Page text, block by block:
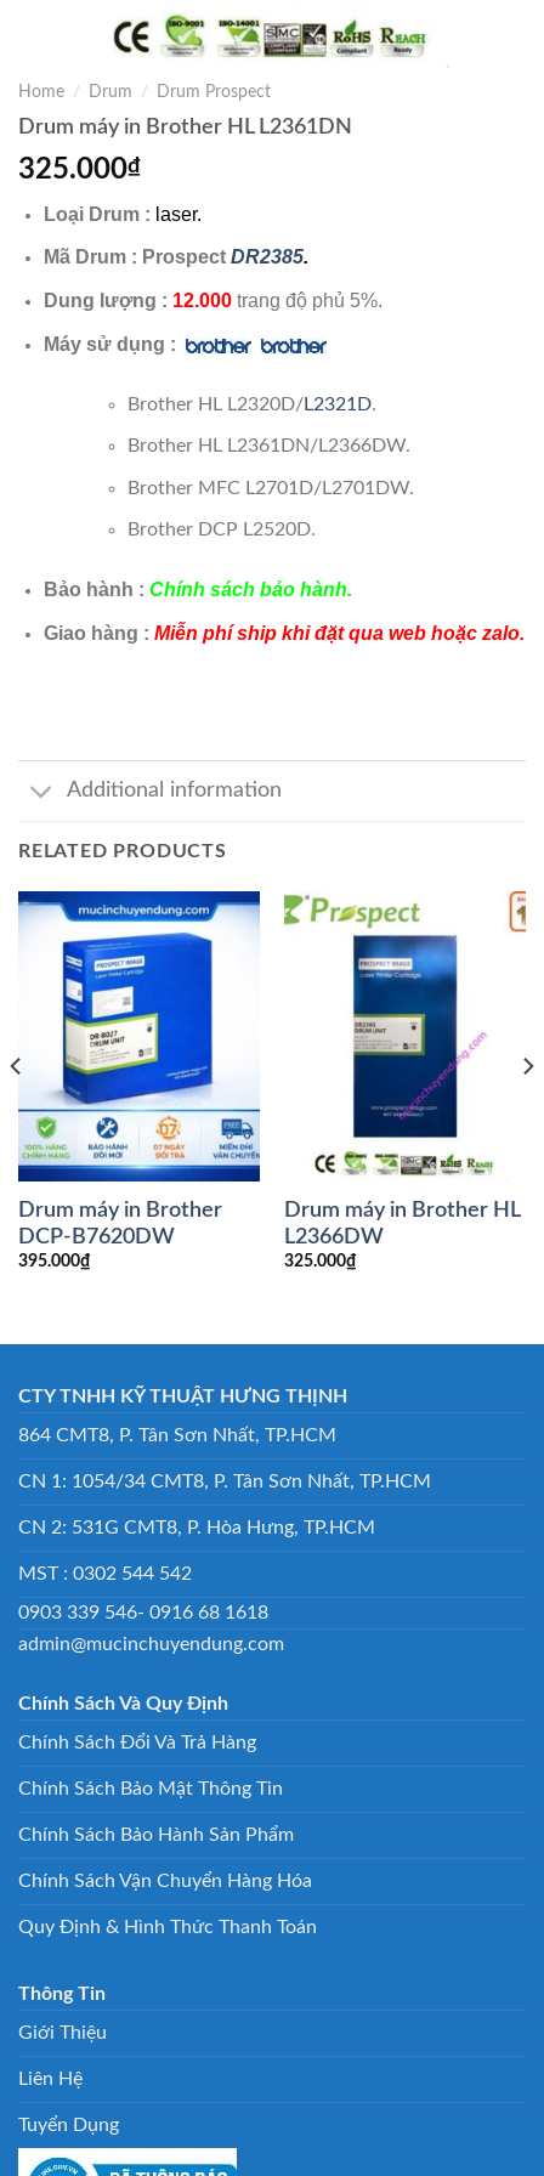
Home / Drum / Drum Prospect
Drum máy in Brother HL L2361DN
325.000₫
Loại Drum : laser.
Mã Drum : Prospect DR2385.
Dung lượng : 12.000trang độ phủ 5%.
Máy sử dụng :
Brother HL L2320D/L2321D.
Brother HL L2361DN/L2366DW.
Brother MFC L2701D/L2701DW.
Brother DCP L2520D.
Bảo hành : Chính sách bảo hành.
Giao hàng : Miễn phí ship khi đặt qua web hoặc zalo.
Additional information
RELATED PRODUCTS
Drum máy in Brother
DCP-B7620DW
395.000₫
Drum máy in Brother HL
L2366DW
325.000₫
CTY TNHH KỸ THUẬT HƯNG THỊNH
864 CMT8, P. Tân Sơn Nhất, TP.HCM
CN 1: 1054/34 CMT8, P. Tân Sơn Nhất, TP.HCM
CN 2: 531G CMT8, P. Hòa Hưng, TP.HCM
MST : 0302 544 542
0903 339 546- 0916 68 1618
admin@mucinchuyendung.com
Chính Sách Và Quy Định
Chính Sách Đổi Và Trả Hàng
Chính Sách Bảo Mật Thông Tin
Chính Sách Bảo Hành Sản Phẩm
Chính Sách Vận Chuyển Hàng Hóa
Quy Định & Hình Thức Thanh Toán
Thông Tin
Giới Thiệu
Liên Hệ
Tuyển Dụng